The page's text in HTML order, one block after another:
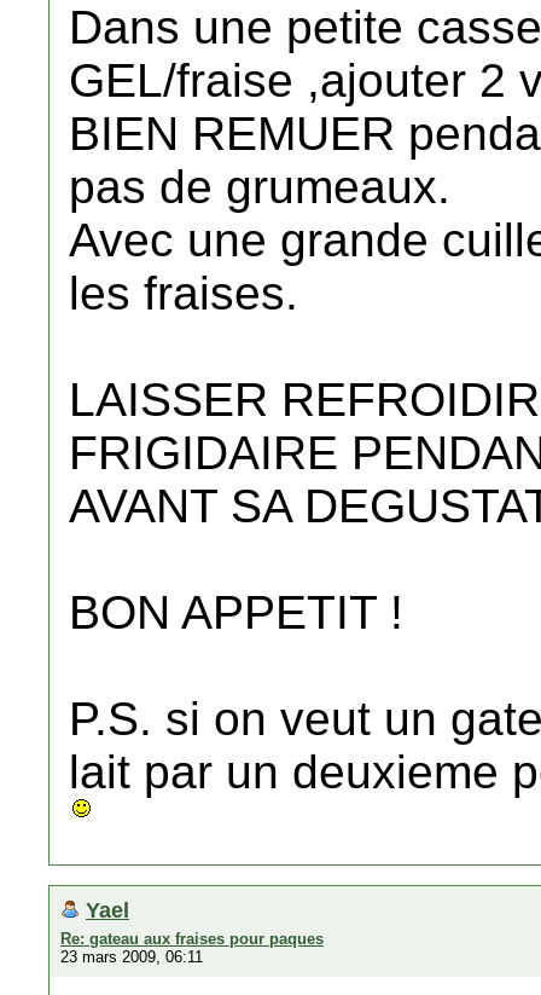
Dans une petite
GEL/fraise ,ajouter 2
BIEN REMUER
pas de grumeaux.
Avec une grande
les fraises.
LAISSER
FRIGIDAIRE
AVANT SA
BON APPETIT !
P.S. si on veut un
lait par un deuxieme
Yael
Re: gateau aux fraises pour paques
23 mars 2009, 06:11